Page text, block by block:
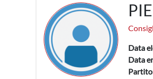
Data
Data